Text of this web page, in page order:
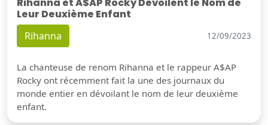
Rihanna et A$AP Rocky Dévoilent le Nom de
Leur Deuxième Enfant
Rihanna 12/09/2023
La chanteuse de renom Rihanna et le rappeur A$AP
Rocky ont récemment fait la une des journaux du
monde entier en dévoilant le nom de leur deuxième
enfant.